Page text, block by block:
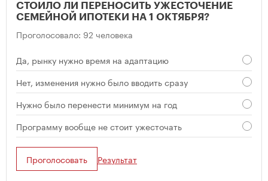
СТОИЛО ЛИ ПЕРЕНОСИТЬ УЖЕСТОЧЕНИЕ
СЕМЕЙНОЙ ИПОТЕКИ НА 1 ОКТЯБРЯ?
Проголосовало: 92 человека
Да, рынку нужно время на адаптацию
Нет, изменения нужно было вводить сразу
Нужно было перенести минимум на год
Программу вообще не стоит ужесточать
Проголосовать Результат